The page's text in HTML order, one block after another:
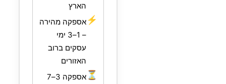
הארץ
⚡אספקה מהירה
– 1–3 ימי
עסקים ברוב
האזורים
⏳
אספקה 3–7